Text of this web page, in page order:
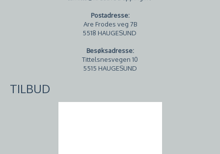
Postadresse:
Are Frodes veg 7B
5518 HAUGESUND
Besøksadresse:
Tittelsnesvegen 10
5515 HAUGESUND
TILBUD